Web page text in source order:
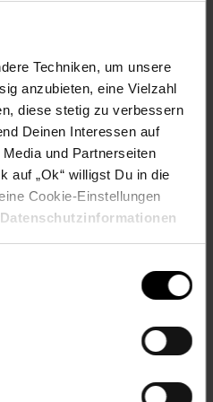
Techniken, um unsere
anzubieten, eine Vielzahl
diese stetig zu verbessern
Deinen Interessen auf
und Partnerseiten
auf „Ok“ willigst Du in die
Cookie-Einstellungen
Datenschutzinformationen
Shop Weinwelt
Karriere
15€**
Gutschein